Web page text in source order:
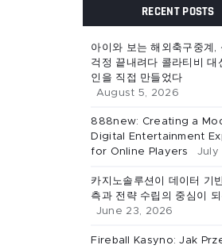
RECENT POSTS
아이와 보는 해외축구중계,
걱정 끝내려다 콜라티비 대
인을 직접 만들었다
August 5, 2026
888new: Creating a
Digital Entertainment
for Online Players
July
카지노솔루션이 데이터 기
측과 전략 수립의 중심이
June 23, 2026
Fireball Kasyno: Jak